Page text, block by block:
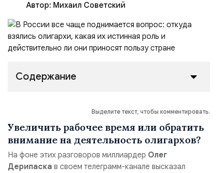
Автор: Михаил Советский
Содержание
Выделите текст, чтобы комментировать.
Увеличить рабочее время или обратить
внимание на деятельность олигархов?
На фоне этих разговоров миллиардер Олег
Дерипаска в своем телеграмм-канале высказал